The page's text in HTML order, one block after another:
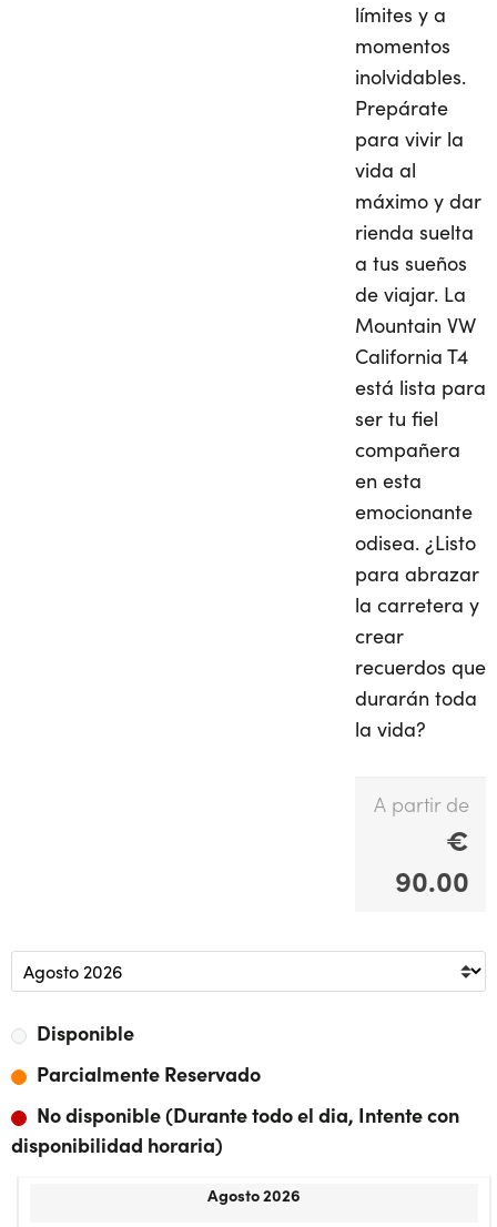
límites y a
momentos
inolvidables.
Prepárate
para vivir la
vida al
máximo y dar
rienda suelta
a tus sueños
de viajar. La
Mountain VW
California T4
está lista para
ser tu fiel
compañera
en esta
emocionante
odisea. ¿Listo
para abrazar
la carretera y
crear
recuerdos que
durarán toda
la vida?
A partir de
€
90.00
Disponible
Parcialmente Reservado
No disponible (Durante todo el dia, Intente con
disponibilidad horaria)
Agosto 2026